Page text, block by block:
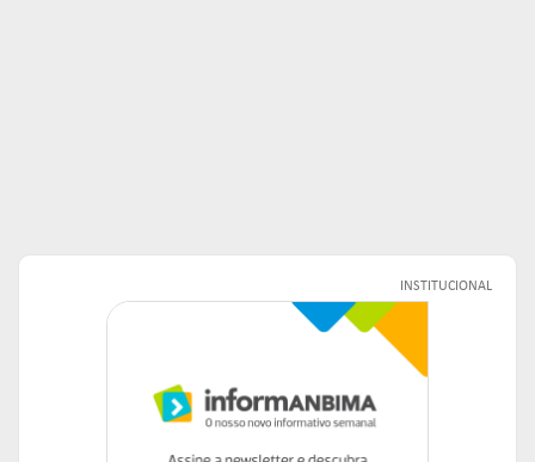
INSTITUCIONAL